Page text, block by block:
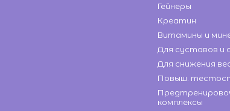
Гейнеры
Креатин
Витамины и
Для суставов и
Для снижения
Повыш.
комплексы